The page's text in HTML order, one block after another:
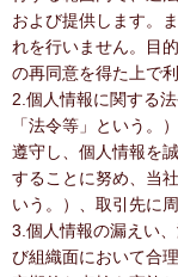
および提供します。
れを行いません。目
の再同意を得た上で利
2.個人情報に関する
「法令等」という。
遵守し、個人情報を
することに努め、当
いう。）、取引先に
3.個人情報の漏えい
び組織面において合